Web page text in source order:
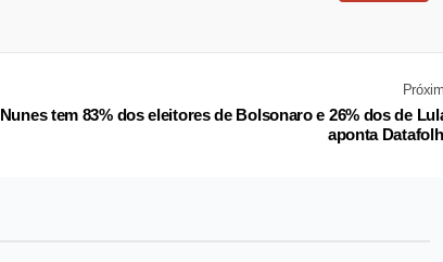
Nunes tem 83% dos eleitores de Bolsonaro e 26% dos de
aponta